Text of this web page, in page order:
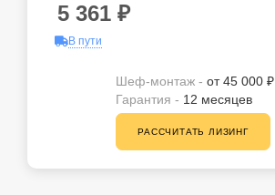
5 361 ₽
В пути
Шеф-монтаж - от 45 000 ₽
Гарантия - 12 месяцев
РАССЧИТАТЬ ЛИЗИНГ